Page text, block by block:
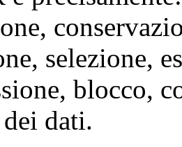
selezione,
blocco,
dati.